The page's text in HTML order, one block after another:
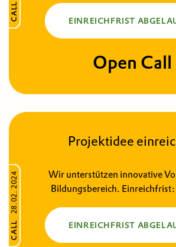
CALL EINREICHFRIST
Open Call
CALL
28.02. 2024
Projektidee
Wir unterstützen innovative
Bildungsbereich. Einreichfrist:
EINREICHFRIST